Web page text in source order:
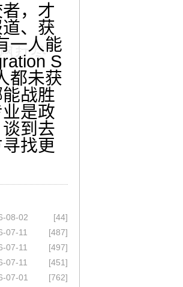
，才
、获
一人能
S
都未获
战胜
是政
到去
找更
08-02
[44]
07-11
[487]
07-11
[497]
07-11
[451]
07-01
[762]